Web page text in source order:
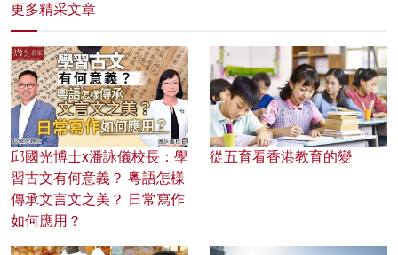
更多精采文章
邱國光博士x潘詠儀校長：學
習古文有何意義？ 粵語怎樣
傳承文言文之美？ 日常寫作
如何應用？
從五育看香港教育的變